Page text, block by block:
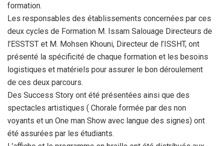
formation.
Les responsables des établissements concernées par ces
deux cycles de Formation M. Issam Salouage Directeurs de
l’ESSTST et M. Mohsen Khouni, Directeur de l’ISSHT, ont
présenté la spécificité de chaque formation et les besoins
logistiques et matériels pour assurer le bon déroulement
de ces deux parcours.
Des Success Story ont été présentées ainsi que des
spectacles artistiques ( Chorale formée par des non
voyants et un One man Show avec langue des signes) ont
été assurées par les étudiants.